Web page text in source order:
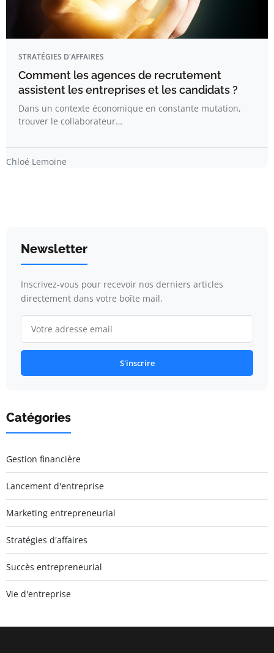
STRATÉGIES D'AFFAIRES
Comment les agences de recrutement
assistent les entreprises et les candidats ?
Dans un contexte économique en constante mutation,
trouver le collaborateur…
Chloé Lemoine
Newsletter
Inscrivez-vous pour recevoir nos derniers articles
directement dans votre boîte mail.
S'inscrire
Catégories
Gestion financière
Lancement d'entreprise
Marketing entrepreneurial
Stratégies d'affaires
Succès entrepreneurial
Vie d'entreprise